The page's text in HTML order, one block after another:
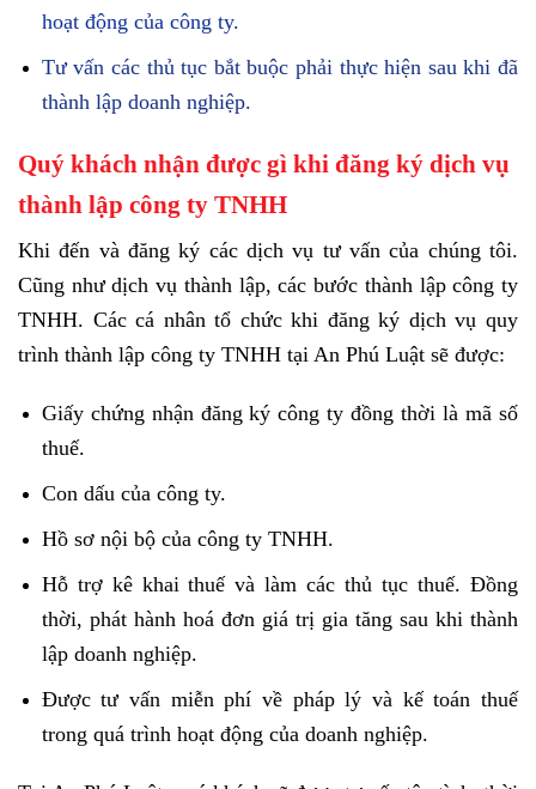
hoạt động của công ty.
Tư vấn các thủ tục bắt buộc phải thực hiện sau khi đã
thành lập doanh nghiệp.
Quý khách nhận được gì khi đăng ký dịch vụ
thành lập công ty TNHH
Khi đến và đăng ký các dịch vụ tư vấn của chúng tôi.
Cũng như dịch vụ thành lập, các bước thành lập công ty
TNHH. Các cá nhân tổ chức khi đăng ký dịch vụ quy
trình thành lập công ty TNHH tại An Phú Luật sẽ được:
Giấy chứng nhận đăng ký công ty đồng thời là mã số
thuế.
Con dấu của công ty.
Hồ sơ nội bộ của công ty TNHH.
Hỗ trợ kê khai thuế và làm các thủ tục thuế. Đồng
thời, phát hành hoá đơn giá trị gia tăng sau khi thành
lập doanh nghiệp.
Được tư vấn miễn phí về pháp lý và kế toán thuế
trong quá trình hoạt động của doanh nghiệp.